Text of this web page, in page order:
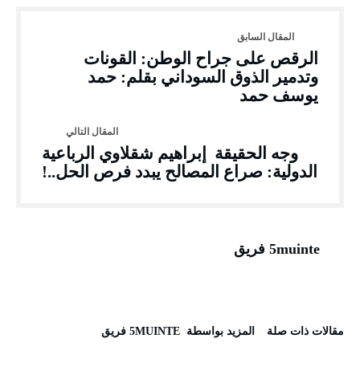
الرقص على جراح الوطن: القونات
وتدمير الذوق السوداني بقلم: حمد
يوسف حمد
وجه الحقيقة إبراهيم شقلاوي الرباعية
الدولية: صراع المصالح يبدد فرص الحل..!
5muinte فريق
‫مقالات ذات صلة‬ ‫‫المزيد بواسطة‬ ‬ 5MUINTE فريق